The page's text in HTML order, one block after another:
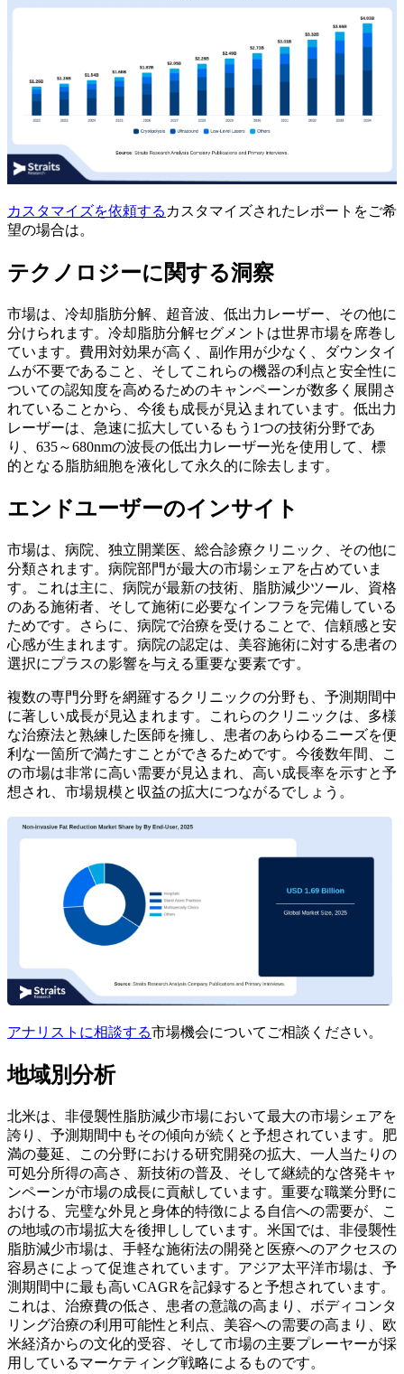
カスタマイズを依頼する カスタマイズされたレポートをご希
望の場合は。
テクノロジーに関する洞察
市場は、冷却脂肪分解、超音波、低出力レーザー、その他に
分けられます。冷却脂肪分解セグメントは世界市場を席巻し
ています。費用対効果が高く、副作用が少なく、ダウンタイ
ムが不要であること、そしてこれらの機器の利点と安全性に
ついての認知度を高めるためのキャンペーンが数多く展開さ
れていることから、今後も成長が見込まれています。低出力
レーザーは、急速に拡大しているもう1つの技術分野であ
り、635～680nmの波長の低出力レーザー光を使用して、標
的となる脂肪細胞を液化して永久的に除去します。
エンドユーザーのインサイト
市場は、病院、独立開業医、総合診療クリニック、その他に
分類されます。病院部門が最大の市場シェアを占めていま
す。これは主に、病院が最新の技術、脂肪減少ツール、資格
のある施術者、そして施術に必要なインフラを完備している
ためです。さらに、病院で治療を受けることで、信頼感と安
心感が生まれます。病院の認定は、美容施術に対する患者の
選択にプラスの影響を与える重要な要素です。
複数の専門分野を網羅するクリニックの分野も、予測期間中
に著しい成長が見込まれます。これらのクリニックは、多様
な治療法と熟練した医師を擁し、患者のあらゆるニーズを便
利な一箇所で満たすことができるためです。今後数年間、こ
の市場は非常に高い需要が見込まれ、高い成長率を示すと予
想され、市場規模と収益の拡大につながるでしょう。
アナリストに相談する市場機会についてご相談ください。
地域別分析
北米は、非侵襲性脂肪減少市場において最大の市場シェアを
誇り、予測期間中もその傾向が続くと予想されています。肥
満の蔓延、この分野における研究開発の拡大、一人当たりの
可処分所得の高さ、新技術の普及、そして継続的な啓発キャ
ンペーンが市場の成長に貢献しています。重要な職業分野に
おける、完璧な外見と身体的特徴による自信への需要が、こ
の地域の市場拡大を後押ししています。米国では、非侵襲性
脂肪減少市場は、手軽な施術法の開発と医療へのアクセスの
容易さによって促進されています。アジア太平洋市場は、予
測期間中に最も高いCAGRを記録すると予想されています。
これは、治療費の低さ、患者の意識の高まり、ボディコンタ
リング治療の利用可能性と利点、美容への需要の高まり、欧
米経済からの文化的受容、そして市場の主要プレーヤーが採
用しているマーケティング戦略によるものです。